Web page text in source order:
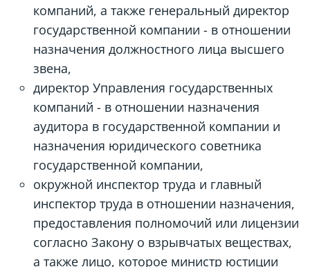
компаний, а также генеральный директор
государственной компании - в отношении
назначения должностного лица высшего
звена,
директор Управления государственных
компаний - в отношении назначения
аудитора в государственной компании и
назначения юридического советника
государственной компании,
окружной инспектор труда и главный
инспектор труда в отношении назначения,
предоставления полномочий или лицензии
согласно Закону о взрывчатых веществах,
а также лицо, которое министр юстиции